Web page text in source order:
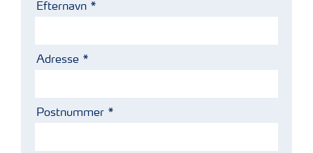
Efternavn
Adresse
Postnummer